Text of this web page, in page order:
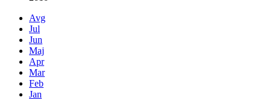
Avg
Jul
Jun
Maj
Apr
Mar
Feb
Jan